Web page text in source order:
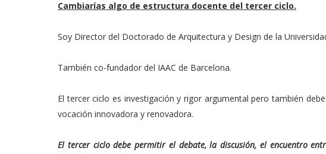
Cambiarías algo de estructura docente del tercer ciclo.
Soy Director del Doctorado de Arquitectura y Design de la
También co-fundador del IAAC de Barcelona.
El tercer ciclo es investigación y rigor argumental pero también
vocación innovadora y renovadora.
El tercer ciclo debe permitir el debate, la discusión, el encuentro